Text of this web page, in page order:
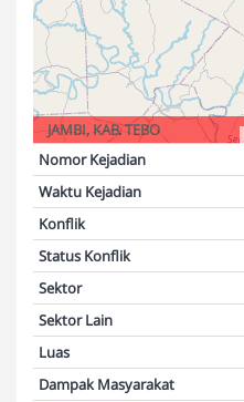
JAMBI, KAB. TEBO
Nomor Kejadian
Waktu Kejadian
Konflik
Status Konflik
Sektor
Sektor Lain
Luas
Dampak Masyarakat